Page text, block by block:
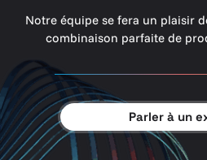
Notre équipe se fera un plaisir
combinaison parfaite de
Parler à un